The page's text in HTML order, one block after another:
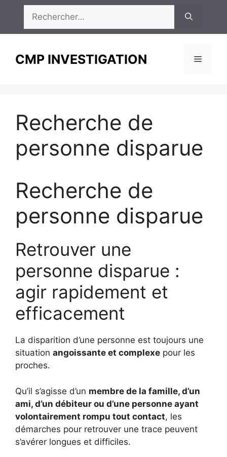
contenu
CMP INVESTIGATION Menu
Recherche de
personne disparue
Recherche de
personne disparue
Retrouver une
personne disparue :
agir rapidement et
efficacement
La disparition d’une personne est toujours une
situation angoissante et complexe pour les
proches.
Qu’il s’agisse d’un membre de la famille, d’un
ami, d’un débiteur ou d’une personne ayant
volontairement rompu tout contact, les
démarches pour retrouver une trace peuvent
s’avérer longues et difficiles.